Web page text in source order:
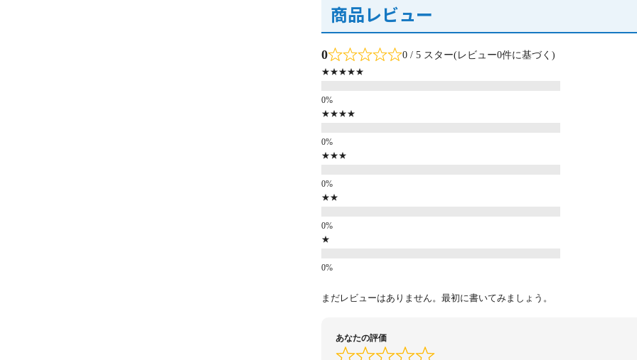
商品レビュー
0 0 / 5 スター(レビュー0件に基づく)
★★★★★
★★★★
★★★
★★
★
まだレビューはありません。最初に書いてみましょう。
あなたの評価